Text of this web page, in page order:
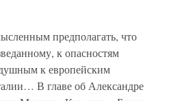
предполагать, что
к опасностям
к европейским
В главе об Александре